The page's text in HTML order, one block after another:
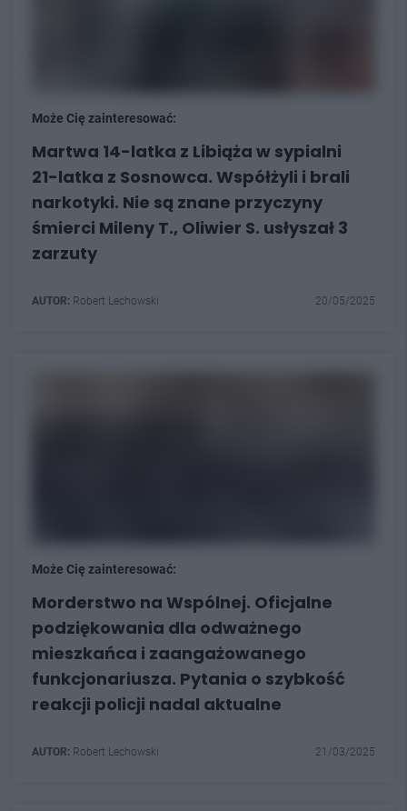
Może Cię zainteresować:
Martwa 14-latka z Libiąża w sypialni
21-latka z Sosnowca. Współżyli i brali
narkotyki. Nie są znane przyczyny
śmierci Mileny T., Oliwier S. usłyszał 3
zarzuty
AUTOR: Robert Lechowski 20/05/2025
Może Cię zainteresować:
Morderstwo na Wspólnej. Oficjalne
podziękowania dla odważnego
mieszkańca i zaangażowanego
funkcjonariusza. Pytania o szybkość
reakcji policji nadal aktualne
AUTOR: Robert Lechowski 21/03/2025